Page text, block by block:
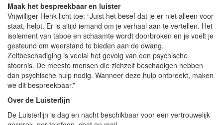
Maak het bespreekbaar en luister
Vrijwilliger Henk licht toe: “Juist het besef dat je er niet alleen voor
staat, helpt. Er is altijd iemand om je verhaal aan te vertellen. Het
isolement van taboe en schaamte wordt doorbroken en je voelt je
gesteund om weerstand te bieden aan de dwang.
Zelfbeschadiging is veelal het gevolg van een psychische
stoornis. De meeste mensen die zichzelf beschadigen hebben
dan psychische hulp nodig. Wanneer deze hulp ontbreekt, maken
we dit bespreekbaar.”
Over de Luisterlijn
De Luisterlijn is dag en nacht beschikbaar voor een vertrouwelijk